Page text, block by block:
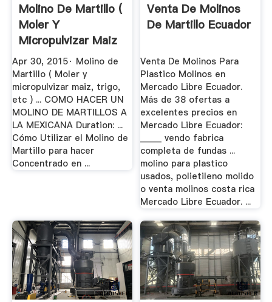
Molino De Martillo (
Moler Y
Micropulvizar Maiz
... YouTube
Apr 30, 2015· Molino de
Martillo ( Moler y
micropulvizar maiz, trigo,
etc ) ... COMO HACER UN
MOLINO DE MARTILLOS A
LA MEXICANA Duration: ...
Cómo Utilizar el Molino de
Martillo para hacer
Concentrado en ...
Venta De Molinos
De Martillo Ecuador
Venta De Molinos Para
Plastico Molinos en
Mercado Libre Ecuador.
Más de 38 ofertas a
excelentes precios en
Mercado Libre Ecuador:
_____ vendo fabrica
completa de fundas ...
molino para plastico
usados, polietileno molido
o venta molinos costa rica
Mercado Libre Ecuador. ...